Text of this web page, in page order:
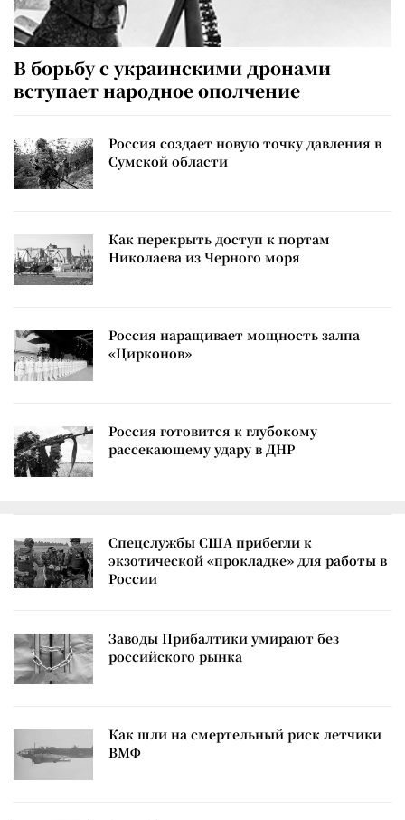
В борьбу с украинскими дронами
вступает народное ополчение
Россия создает новую точку давления в
Сумской области
Как перекрыть доступ к портам
Николаева из Черного моря
Россия наращивает мощность залпа
«Цирконов»
Россия готовится к глубокому
рассекающему удару в ДНР
Спецслужбы США прибегли к
экзотической «прокладке» для работы в
России
Заводы Прибалтики умирают без
российского рынка
Как шли на смертельный риск летчики
ВМФ